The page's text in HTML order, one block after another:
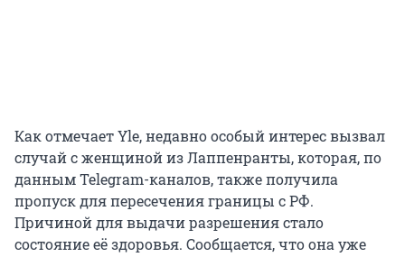
Как отмечает Yle, недавно особый интерес вызвал
случай с женщиной из Лаппенранты, которая, по
данным Telegram-каналов, также получила
пропуск для пересечения границы с РФ.
Причиной для выдачи разрешения стало
состояние её здоровья. Сообщается, что она уже